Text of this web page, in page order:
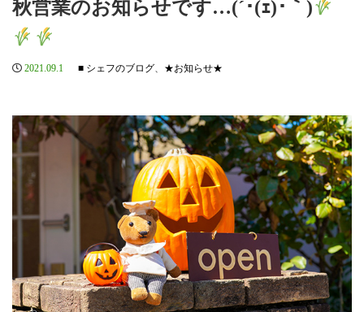
秋営業のお知らせです…(´･(ｪ)･｀)
2021.09.1 ■ シェフのブログ、 ★お知らせ★